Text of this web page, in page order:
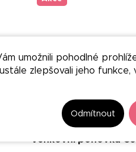
umožnili pohodlné
zlepšovali jeho funkce,
Odmítnout
Venkovní pohovka